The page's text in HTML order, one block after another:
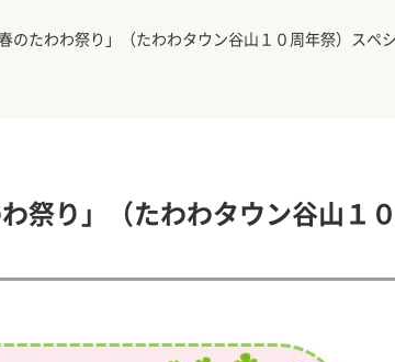
のたわわ祭り」（たわわタウン谷山１０周年祭）スペ
祭り」（たわわタウン谷山１